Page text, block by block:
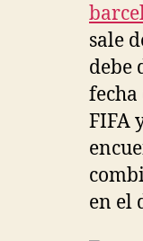
sale
debe
FIFA
en el